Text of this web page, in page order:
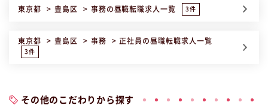
東京都 豊島区 事務の昼職転職求人一覧 3件
東京都 豊島区 事務 正社員 の昼職転職求人一覧
3件
その他のこだわりから探す